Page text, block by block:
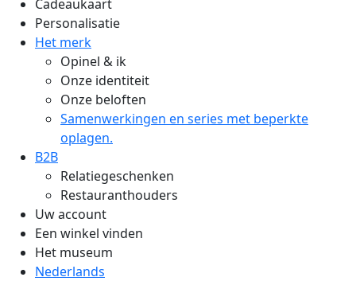
Cadeaukaart
Personalisatie
Het merk
Opinel & ik
Onze identiteit
Onze beloften
Samenwerkingen en series met beperkte
oplagen.
B2B
Relatiegeschenken
Restauranthouders
Uw account
Een winkel vinden
Het museum
Nederlands